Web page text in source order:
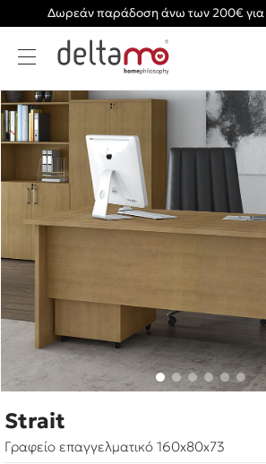
Δωρεάν παράδοση άνω των 200€
Strait
Γραφείο επαγγελματικό 160x80x73